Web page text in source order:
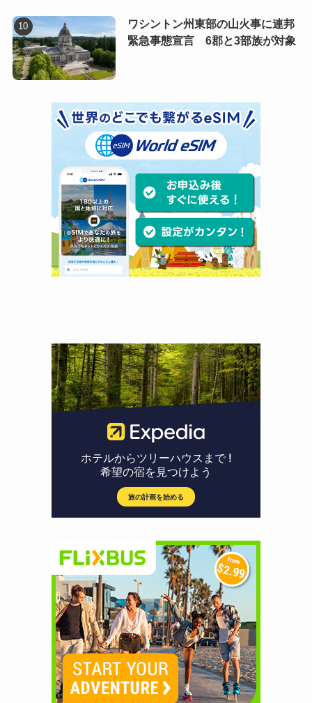
ワシントン州東部の山火事に連邦
緊急事態宣言 6郡と3部族が対象